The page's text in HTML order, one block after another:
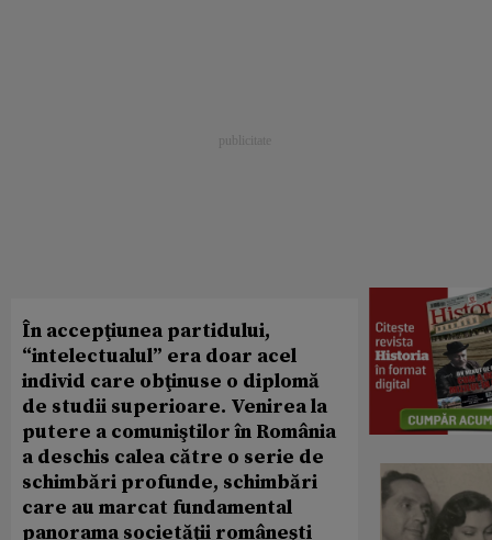
În accepţiunea partidului,
“intelectualul” era doar acel
individ care obţinuse o diplomă
de studii superioare. Venirea la
putere a comuniştilor în România
a deschis calea către o serie de
schimbări profunde, schimbări
care au marcat fundamental
panorama societăţii româneşti